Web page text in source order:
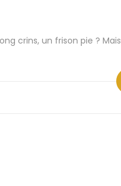
crins, un frison pie ? Mais